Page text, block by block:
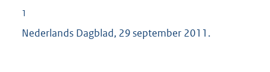
1
Nederlands Dagblad, 29 september 2011.